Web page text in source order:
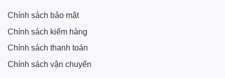
Chính sách bảo mật
Chính sách kiểm hàng
Chính sách thanh toán
Chính sách vận chuyển